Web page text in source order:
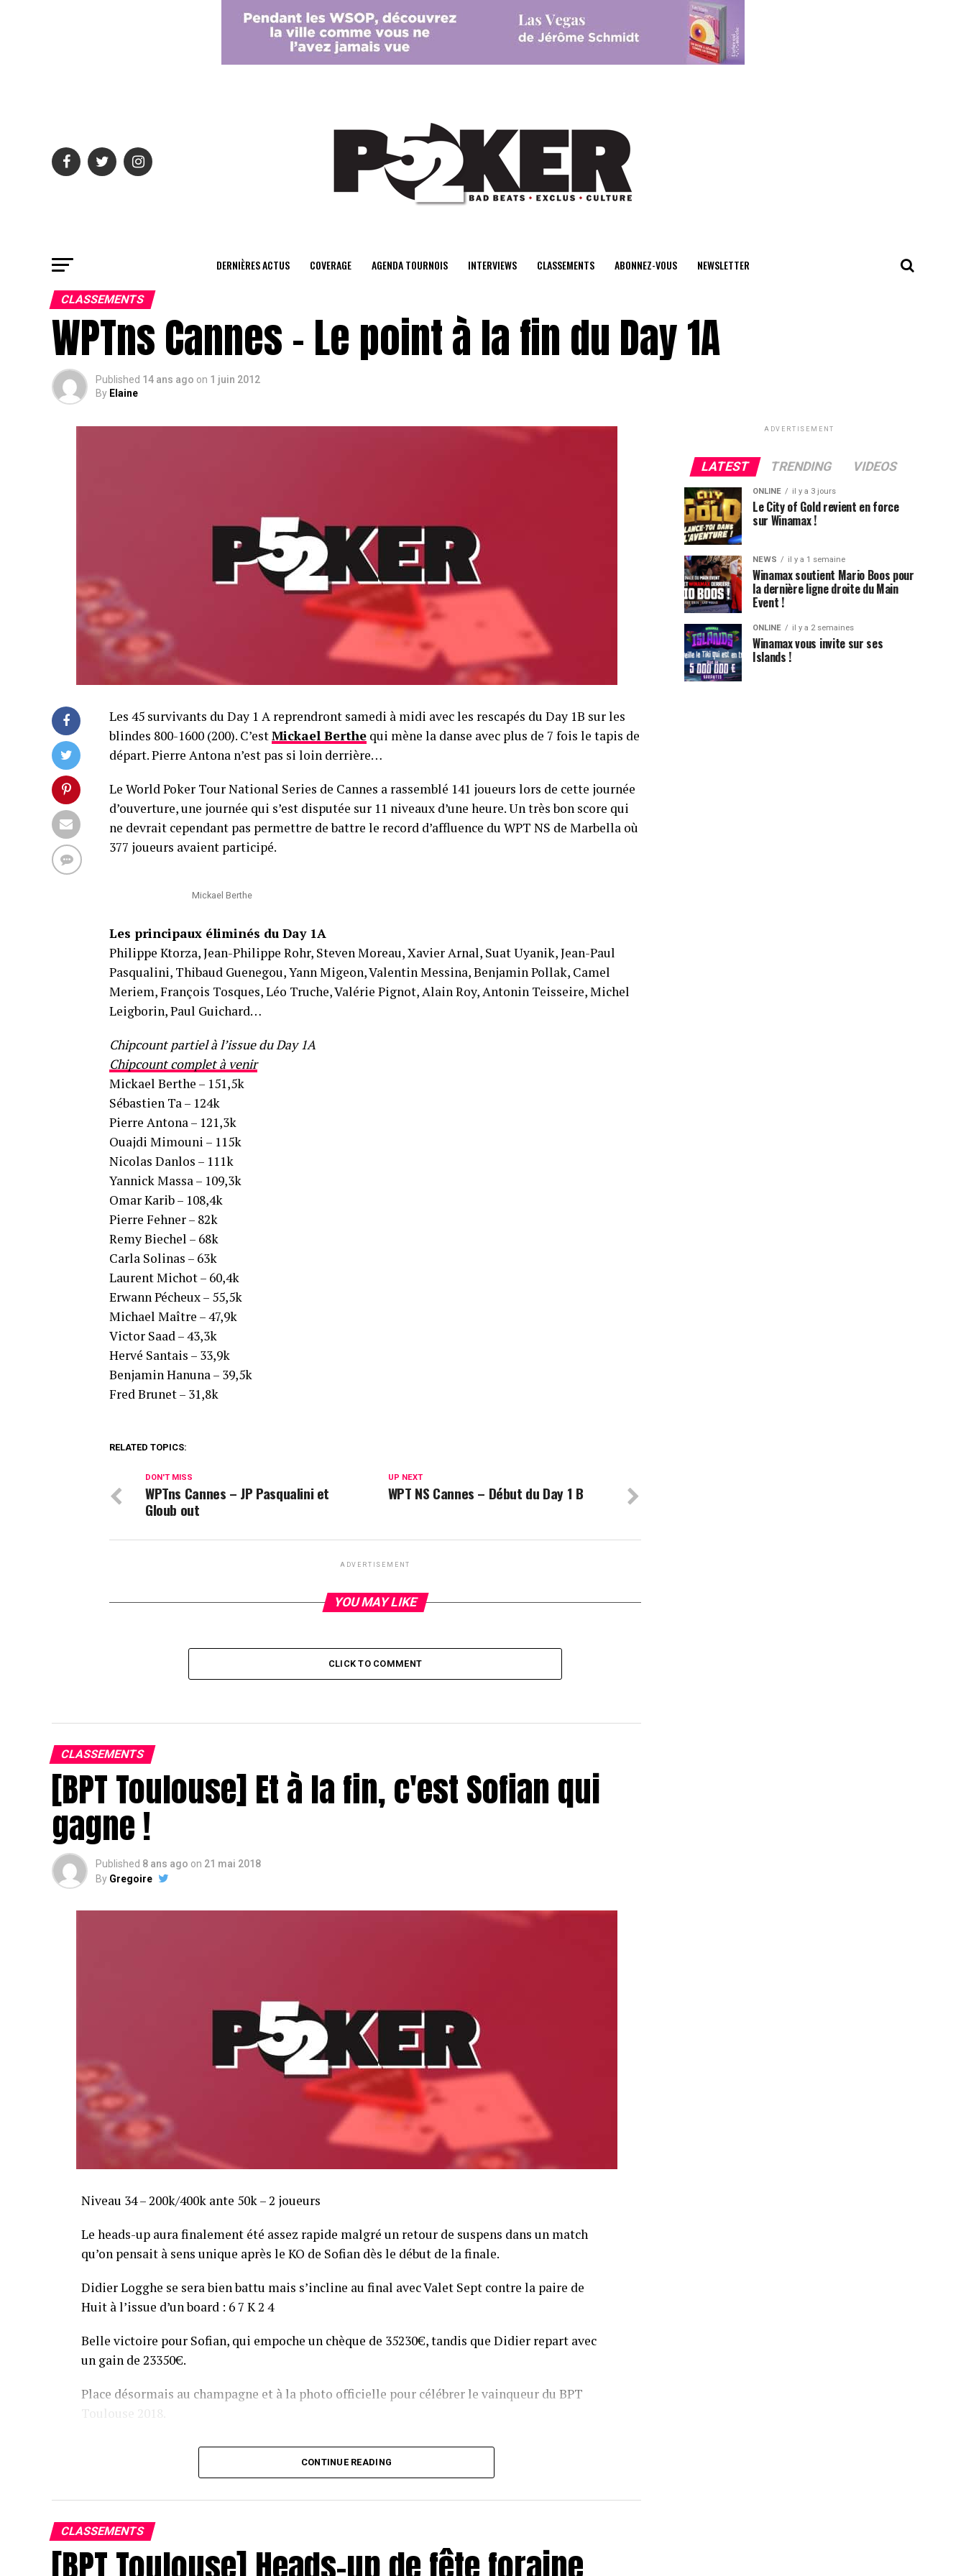
center>
DERNIÈRES ACTUS COVERAGE AGENDA TOURNOIS INTERVIEWS CLASSEMENTS ABONNEZ-VOUS NEWSLETTER
CLASSEMENTS
WPTns Cannes – Le point à la fin du Day 1A
Published 14 ans ago on 1 juin 2012
By Elaine
Les 45 survivants du Day 1 A reprendront samedi à midi avec les rescapés du Day 1B sur les
blindes 800-1600 (200). C’estMickael Berthe qui mène la danse avec plus de 7 fois le tapis de
départ. Pierre Antona n’est pas si loin derrière…
Le World Poker Tour National Series de Cannes a rassemblé 141 joueurs lors de cette journée
d’ouverture, une journée qui s’est disputée sur 11 niveaux d’une heure. Un très bon score qui
ne devrait cependant pas permettre de battre le record d’affluence du WPT NS de Marbella où
377 joueurs avaient participé.
Mickael Berthe
Les principaux éliminés du Day 1A
Philippe Ktorza, Jean-Philippe Rohr, Steven Moreau, Xavier Arnal, Suat Uyanik, Jean-Paul
Pasqualini, Thibaud Guenegou, Yann Migeon, Valentin Messina, Benjamin Pollak, Camel
Meriem, François Tosques, Léo Truche, Valérie Pignot, Alain Roy, Antonin Teisseire, Michel
Leigborin, Paul Guichard…
Chipcount partiel à l’issue du Day 1A
Chipcount complet à venir
Mickael Berthe – 151,5k
Sébastien Ta – 124k
Pierre Antona – 121,3k
Ouajdi Mimouni – 115k
Nicolas Danlos – 111k
Yannick Massa – 109,3k
Omar Karib – 108,4k
Pierre Fehner – 82k
Remy Biechel – 68k
Carla Solinas – 63k
Laurent Michot – 60,4k
Erwann Pécheux – 55,5k
Michael Maître – 47,9k
Victor Saad – 43,3k
Hervé Santais – 33,9k
Benjamin Hanuna – 39,5k
Fred Brunet – 31,8k
RELATED TOPICS:
UP NEXT
WPT NS Cannes – Début du Day 1 B
DON'T MISS
WPTns Cannes – JP Pasqualini et
Gloub out
ADVERTISEMENT
YOU MAY LIKE
CLICK TO COMMENT
CLASSEMENTS
[BPT Toulouse] Et à la fin, c'est Sofian qui
gagne !
Published 8 ans ago on 21 mai 2018
By Gregoire
Niveau 34 – 200k/400k ante 50k – 2 joueurs
Le heads-up aura finalement été assez rapide malgré un retour de suspens dans un match
qu’on pensait à sens unique après le KO de Sofian dès le début de la finale.
Didier Logghe se sera bien battu mais s’incline au final avec Valet Sept contre la paire de
Huit à l’issue d’un board : 6 7 K 2 4
Belle victoire pour Sofian, qui empoche un chèque de 35230€, tandis que Didier repart avec
un gain de 23350€.
Place désormais au champagne et à la photo officielle pour célébrer le vainqueur du BPT
Toulouse 2018.
Assis devant une tonne, Sofian remporte le trophée du BPT Toulouse 2018, en costaud !
CONTINUE READING
CLASSEMENTS
[BPT Toulouse] Heads-up de fête foraine
ADVERTISEMENT
LATEST TRENDING VIDEOS
ONLINE il y a 3 jours
Le City of Gold revient en force
sur Winamax !
NEWS il y a 1 semaine
Winamax soutient Mario Boos pour
la dernière ligne droite du Main
Event !
ONLINE il y a 2 semaines
Winamax vous invite sur ses
Islands !